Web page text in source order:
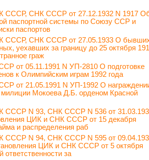
СССР, СНК СССР от 27.12.1932 N 1917
паспортной системы по Союзу ССР и
паспортов
СССР, СНК СССР от 27.05.1933 О
уехавших за границу до 25 октября
граж
от 05.11.1991 N УП-2810 О подготовке
к Олимпийским играм 1992 года
от 21.05.1991 N УП-1992 О
милиции Мокоева Д.Б. орденом Красной
СССР N 93, СНК СССР N 536 от
ЦИК и СНК СССР от 15 декабря
и распределения раб
СССР N 94, СНК СССР N 595 от
ЦИК и СНК СССР от 5 октября
ответственности за